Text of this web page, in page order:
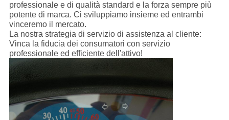
professionale e di qualità standard e la forza sempre più
potente di marca. Ci sviluppiamo insieme ed entrambi
vinceremo il mercato.
La nostra strategia di servizio di assistenza al cliente:
Vinca la fiducia dei consumatori con servizio
professionale ed efficiente dell'attivo!